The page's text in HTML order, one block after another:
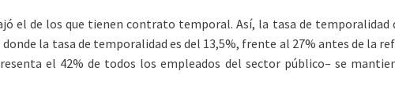
el de los que tienen contrato temporal. Así, la tasa de temporalidad
la tasa de temporalidad es del 13,5%, frente al 27% antes de la
el 42% de todos los empleados del sector público– se